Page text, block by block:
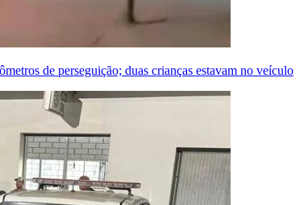
de perseguição; duas crianças estavam no veículo